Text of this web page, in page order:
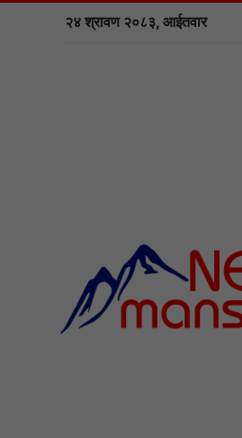
२४ श्रावण २०८३, आईतवार